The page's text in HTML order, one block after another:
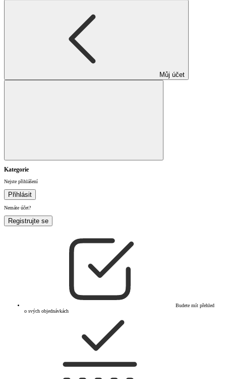
Můj účet
Kategorie
Nejste přihlášení
Přihlásit
Nemáte účet?
Registrujte se
Budete mít přehled
o svých objednávkách